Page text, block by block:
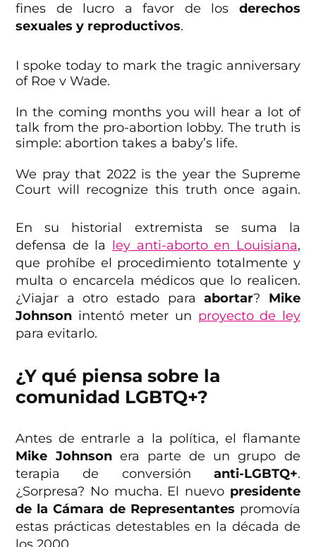
fines de lucro a favor de los derechos
sexuales y reproductivos.
I spoke today to mark the tragic anniversary
of Roe v Wade.
In the coming months you will hear a lot of
talk from the pro-abortion lobby. The truth is
simple: abortion takes a baby’s life.
We pray that 2022 is the year the Supreme
Court will recognize this truth once again.
— Speaker Mike Johnson
(@SpeakerJohnson)January 20, 2022
En su historial extremista se suma la
defensa de la ley anti-aborto en Louisiana,
que prohíbe el procedimiento totalmente y
multa o encarcela médicos que lo realicen.
¿Viajar a otro estado paraabortar? Mike
Johnson intentó meter un proyecto de ley
para evitarlo.
¿Y qué piensa sobre la
comunidad LGBTQ+?
Antes de entrarle a la política, el flamante
Mike Johnsonera parte de un grupo de
terapia de conversión anti-LGBTQ+.
¿Sorpresa? No mucha. El nuevo presidente
de la Cámara de Representantes promovía
estas prácticas detestables en la década de